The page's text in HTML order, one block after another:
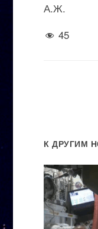
А.Ж.
45
К ДРУГИМ